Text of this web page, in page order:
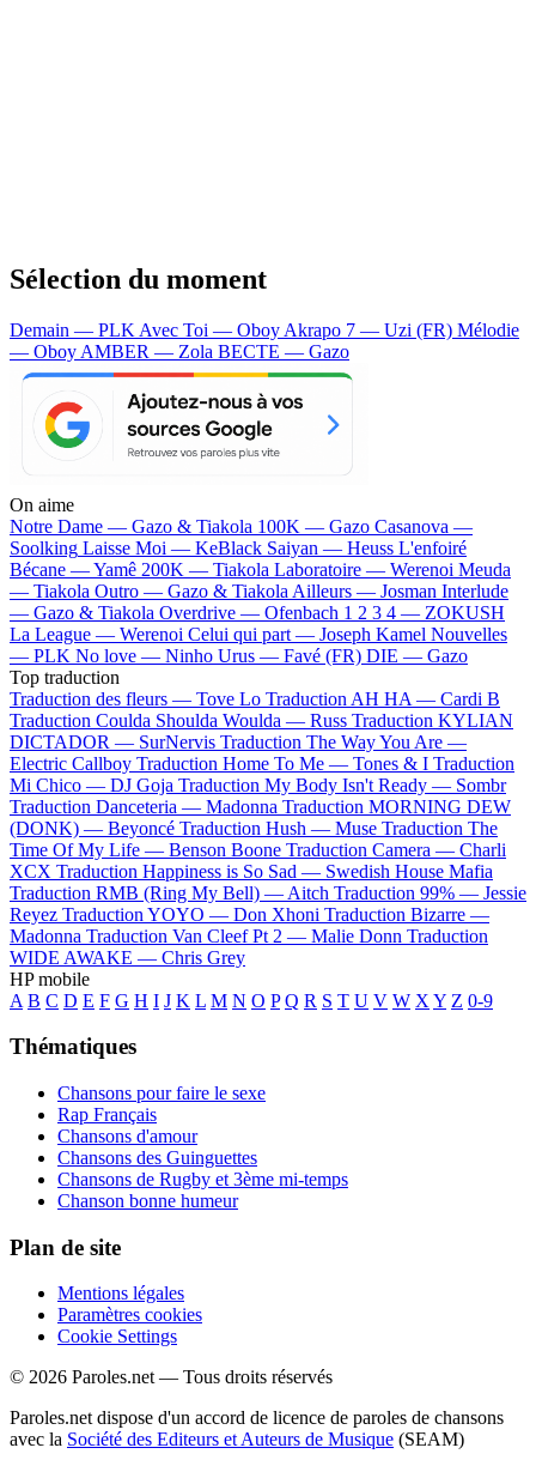
Sélection du moment
Demain — PLK Avec Toi — Oboy Akrapo 7 — Uzi (FR) Mélodie
— Oboy AMBER — Zola BECTE — Gazo
On aime
Notre Dame — Gazo & Tiakola 100K — Gazo Casanova —
Soolking Laisse Moi — KeBlack Saiyan — Heuss L'enfoiré
Bécane —Yamê 200K — Tiakola Laboratoire — Werenoi Meuda
— Tiakola Outro — Gazo & Tiakola Ailleurs — Josman Interlude
— Gazo & Tiakola Overdrive — Ofenbach 1 2 3 4 — ZOKUSH
La League — Werenoi Celui qui part — Joseph Kamel Nouvelles
— PLK No love — Ninho Urus — Favé (FR) DIE — Gazo
Top traduction
Traduction des fleurs — Tove Lo Traduction AH HA — Cardi B
Traduction Coulda Shoulda Woulda — Russ Traduction KYLIAN
DICTADOR — SurNervis Traduction The Way You Are —
Electric Callboy Traduction Home To Me — Tones & I Traduction
Mi Chico — DJ Goja Traduction My Body Isn't Ready — Sombr
Traduction Danceteria — Madonna Traduction MORNING DEW
(DONK) — Beyoncé Traduction Hush — Muse Traduction The
Time Of My Life — Benson Boone Traduction Camera — Charli
XCX Traduction Happiness is So Sad — Swedish House Mafia
Traduction RMB (Ring My Bell) — Aitch Traduction 99% — Jessie
Reyez Traduction YOYO — Don Xhoni Traduction Bizarre —
Madonna Traduction Van Cleef Pt 2 — Malie Donn Traduction
WIDE AWAKE — Chris Grey
HP mobile
A B C D E F G H I J K L M N O P Q R S T U V W X Y Z 0-9
Thématiques
Chansons pour faire le sexe
Rap Français
Chansons d'amour
Chansons des Guinguettes
Chansons de Rugby et 3ème mi-temps
Chanson bonne humeur
Plan de site
Mentions légales
Paramètres cookies
Cookie Settings
© 2026 Paroles.net — Tous droits réservés
Paroles.net dispose d'un accord de licence de paroles de chansons
avec la Société des Editeurs et Auteurs de Musique (SEAM)